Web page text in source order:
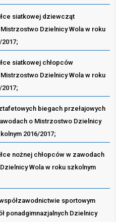
siatkowej dziewcząt
Dzielnicy Wola w roku
siatkowej chłopców
Dzielnicy Wola w roku
biegach przełajowych
o Mistrzostwo Dzielnicy
2016/2017;
nożnej chłopców w zawodach
Wola w roku szkolnym
sportowym
ponadgimnazjalnych Dzielnicy